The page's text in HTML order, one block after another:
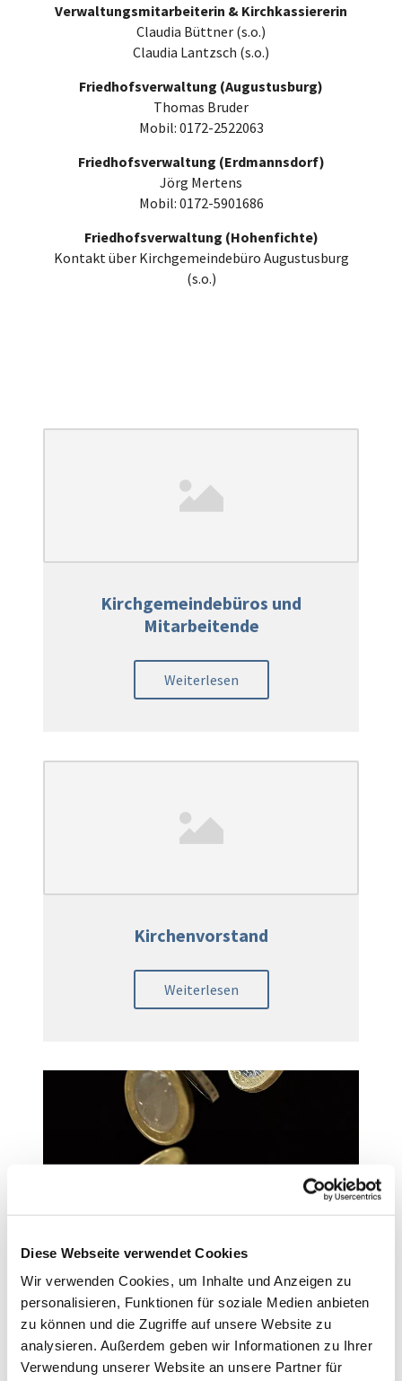
Diese Webseite verwendet Cookies
Wir verwenden Cookies, um Inhalte und Anzeigen zu
personalisieren, Funktionen für soziale Medien anbieten
zu können und die Zugriffe auf unsere Website zu
analysieren. Außerdem geben wir Informationen zu Ihrer
Verwendung unserer Website an unsere Partner für
Verwaltungsmitarbeiterin & Kirchkassiererin
Claudia Büttner (s.o.)
Claudia Lantzsch (s.o.)
Friedhofsverwaltung (Augustusburg)
Thomas Bruder
Mobil: 0172-2522063
Friedhofsverwaltung (Erdmannsdorf)
Jörg Mertens
Mobil: 0172-5901686
Friedhofsverwaltung (Hohenfichte)
Kontakt über Kirchgemeindebüro Augustusburg
(s.o.)
Kirchgemeindebüros und
Mitarbeitende
Weiterlesen
Kirchenvorstand
Weiterlesen
Konten der Vereinigten
Weiterlesen